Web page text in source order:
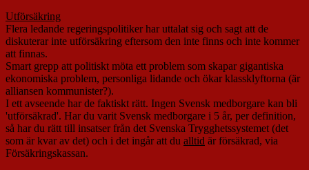
Utförsäkring
Flera ledande regeringspolitiker har uttalat sig och sagt att de
diskuterar inte utförsäkring eftersom den inte finns och inte kommer
att finnas.
Smart grepp att politiskt möta ett problem som skapar gigantiska
ekonomiska problem, personliga lidande och ökar klassklyftorna (är
alliansen kommunister?).
I ett avseende har de faktiskt rätt. Ingen Svensk medborgare kan bli
'utförsäkrad'. Har du varit Svensk medborgare i 5 år, per definition,
så har du rätt till insatser från det Svenska Trygghetssystemet (det
som är kvar av det) och i det ingår att du alltid är försäkrad, via
Försäkringskassan.